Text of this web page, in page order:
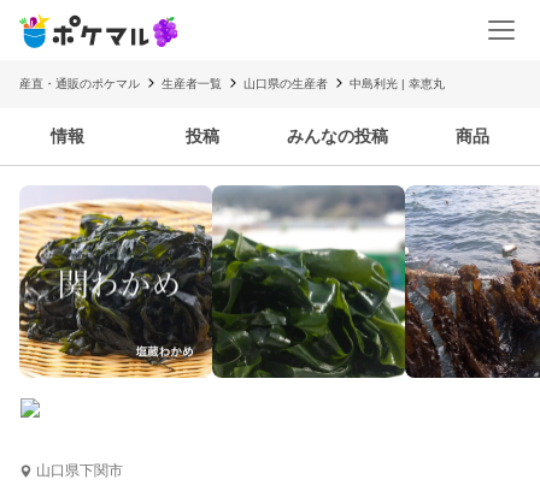
産直・通販のポケマル 生産者一覧 山口県の生産者 中島利光 | 幸恵丸
情報 投稿 みんなの投稿 商品
山口県下関市